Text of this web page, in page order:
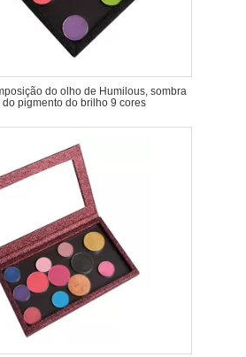
do olho de Humilous, sombra
pigmento do brilho 9 cores